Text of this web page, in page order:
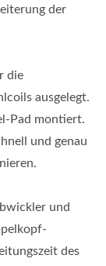
der
die
ausgelegt.
Pad montiert.
und genau
und
des